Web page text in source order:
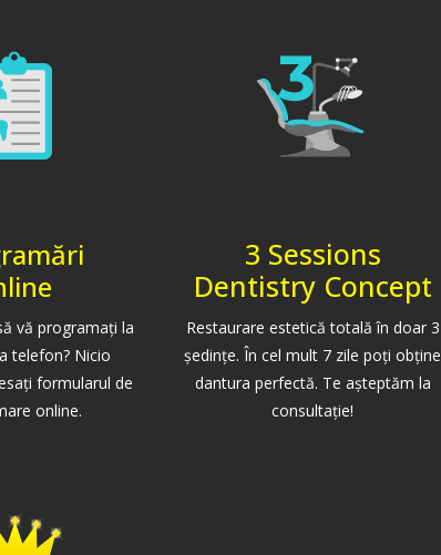
vă programați la
telefon? Nicio
formularul de
online.
3 Sessions
Dentistry Concept
Restaurare estetică totală în doar 3
şedinţe. În cel mult 7 zile poţi obţine
dantura perfectă. Te aşteptăm la
consultaţie!